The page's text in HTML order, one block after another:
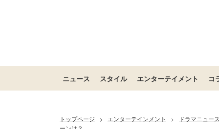
ニュース スタイル エンターテイメント コ
トップページ > エンターテインメント >
ドラマニュー